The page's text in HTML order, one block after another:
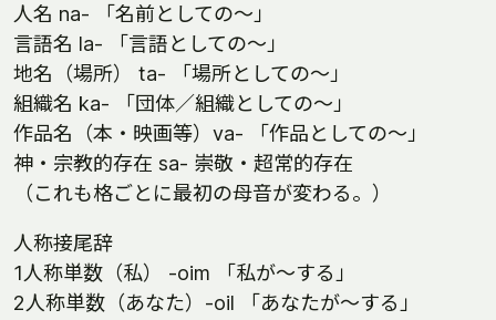
人名 na- 「名前としての～」
言語名 la- 「言語としての～」
地名（場所） ta- 「場所としての～」
組織名 ka- 「団体／組織としての～」
作品名（本・映画等）va- 「作品としての～」
神・宗教的存在 sa- 崇敬・超常的存在
（これも格ごとに最初の母音が変わる。）
人称接尾辞
1人称単数（私） -oim 「私が〜する」
2人称単数（あなた）-oil 「あなたが〜する」